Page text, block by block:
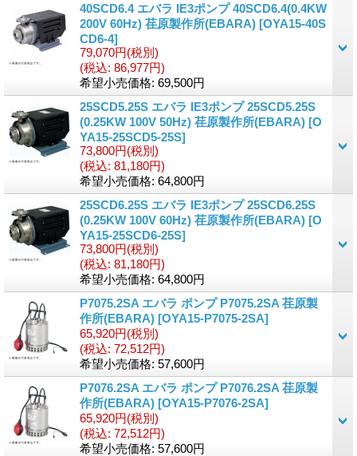
40SCD6.4 エバラ IE3ポンプ 40SCD6.4(0.4KW
200V 60Hz) 荏原製作所(EBARA) [OYA15-40S
CD6-4]
79,070円(税別)
(税込: 86,977円)
希望小売価格: 69,500円
25SCD5.25S エバラ IE3ポンプ 25SCD5.25S
(0.25KW 100V 50Hz) 荏原製作所(EBARA) [O
YA15-25SCD5-25S]
73,800円(税別)
(税込: 81,180円)
希望小売価格: 64,800円
25SCD6.25S エバラ IE3ポンプ 25SCD6.25S
(0.25KW 100V 60Hz) 荏原製作所(EBARA) [O
YA15-25SCD6-25S]
73,800円(税別)
(税込: 81,180円)
希望小売価格: 64,800円
P7075.2SA エバラ ポンプ P7075.2SA 荏原製
作所(EBARA) [OYA15-P7075-2SA]
65,920円(税別)
(税込: 72,512円)
希望小売価格: 57,600円
P7076.2SA エバラ ポンプ P7076.2SA 荏原製
作所(EBARA) [OYA15-P7076-2SA]
65,920円(税別)
(税込: 72,512円)
希望小売価格: 57,600円